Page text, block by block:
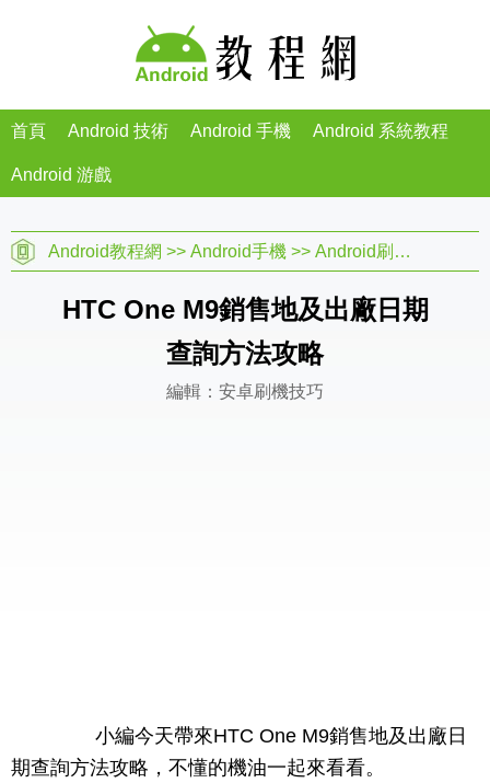
首頁 Android 技術 Android 手機 Android 系統教程
Android 游戲
Android教程網 >> Android手機 >> Android刷機教程
HTC One M9銷售地及出廠日期
查詢方法攻略
編輯：安卓刷機技巧
小編今天帶來HTC One M9銷售地及出廠日
期查詢方法攻略，不懂的機油一起來看看。